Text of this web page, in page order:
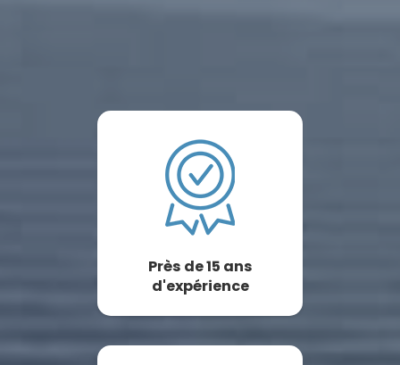
Près de 15 ans
d'expérience